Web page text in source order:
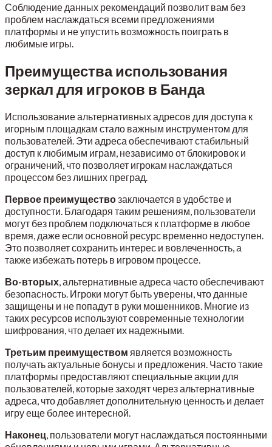
Соблюдение данных рекомендаций позволит вам без
проблем наслаждаться всеми предложениями
платформы и не упустить возможность поиграть в
любимые игры.
Преимущества использования
зеркал для игроков в Банда
Использование альтернативных адресов для доступа к
игорным площадкам стало важным инструментом для
пользователей. Эти адреса обеспечивают стабильный
доступ к любимым играм, независимо от блокировок и
ограничений, что позволяет игрокам наслаждаться
процессом без лишних преград.
Первое преимуществозаключается в удобстве и
доступности. Благодаря таким решениям, пользователи
могут без проблем подключаться к платформе в любое
время, даже если основной ресурс временно недоступен.
Это позволяет сохранить интерес и вовлеченность, а
также избежать потерь в игровом процессе.
Во-вторых, альтернативные адреса часто обеспечивают
безопасность. Игроки могут быть уверены, что данные
защищены и не попадут в руки мошенников. Многие из
таких ресурсов используют современные технологии
шифрования, что делает их надежными.
Третьим преимуществом является возможность
получать актуальные бонусы и предложения. Часто такие
платформы предоставляют специальные акции для
пользователей, которые заходят через альтернативные
адреса, что добавляет дополнительную ценность и делает
игру еще более интересной.
Наконец, пользователи могут наслаждаться постоянными